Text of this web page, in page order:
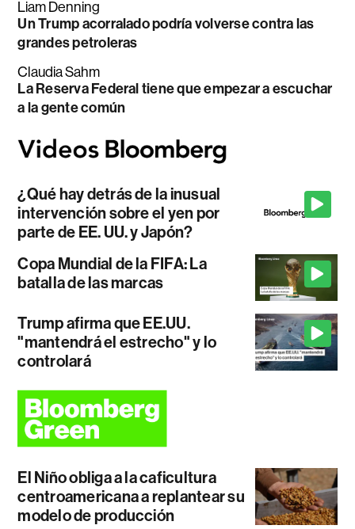
Liam Denning
Un Trump acorralado podría volverse contra las
grandes petroleras
Claudia Sahm
La Reserva Federal tiene que empezar a escuchar
a la gente común
¿Qué hay detrás de la inusual
intervención sobre el yen por
parte de EE. UU. y Japón?
Copa Mundial de la FIFA: La
batalla de las marcas
Trump afirma que EE.UU.
"mantendrá el estrecho" y lo
controlará
El Niño obliga a la caficultura
centroamericana a replantear su
modelo de producción